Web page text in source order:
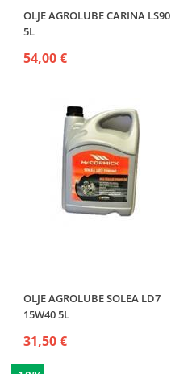
OLJE AGROLUBE CARINA LS90
5L
54,00 €
OLJE AGROLUBE SOLEA LD7
15W40 5L
31,50 €